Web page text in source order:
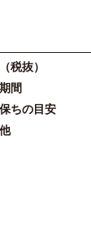
税抜）
間
ちの目安